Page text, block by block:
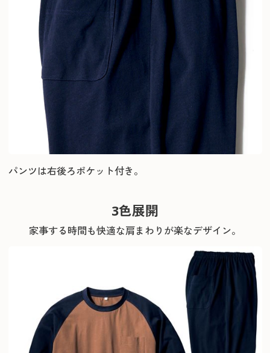
パンツは右後ろポケット付き。
3色展開
家事する時間も快適な肩まわりが楽なデザイン。